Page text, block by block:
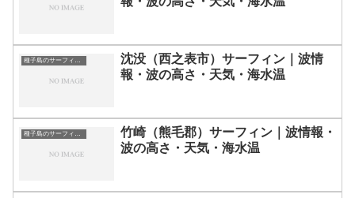
種子島のサーフィン波情報・ポイント・スポット一覧
沈没（西之表市）サーフィン｜波情
報・波の高さ・天気・海水温
種子島のサーフィン波情報・ポイント・スポット一覧
竹崎（熊毛郡）サーフィン｜波情報・
波の高さ・天気・海水温